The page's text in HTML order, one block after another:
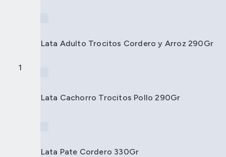
Ricocan Lata Adulto Trocitos Cordero y Arroz 290Gr
Ricocan Lata Cachorro Trocitos Pollo 290Gr
Ricocan Lata Pate Cordero 330Gr